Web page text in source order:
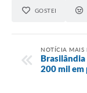
GOSTEI
NOTÍCIA MAIS
Brasilândia
200 mil em